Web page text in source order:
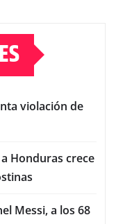
violación de
Honduras crece
Messi, a los 68